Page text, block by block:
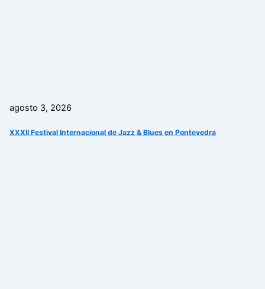
agosto 3, 2026
XXXII Festival Internacional de Jazz & Blues en Pontevedra